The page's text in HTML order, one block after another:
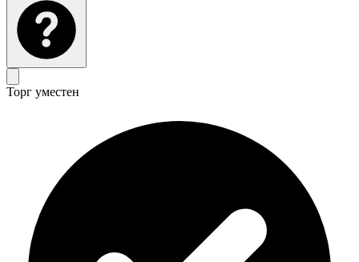
Торг уместен